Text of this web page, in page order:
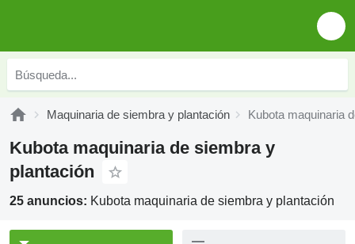
Maquinaria de siembra y plantación Kubota maquinaria
Kubota maquinaria de siembra y
plantación
25 anuncios: Kubota maquinaria de siembra y plantación